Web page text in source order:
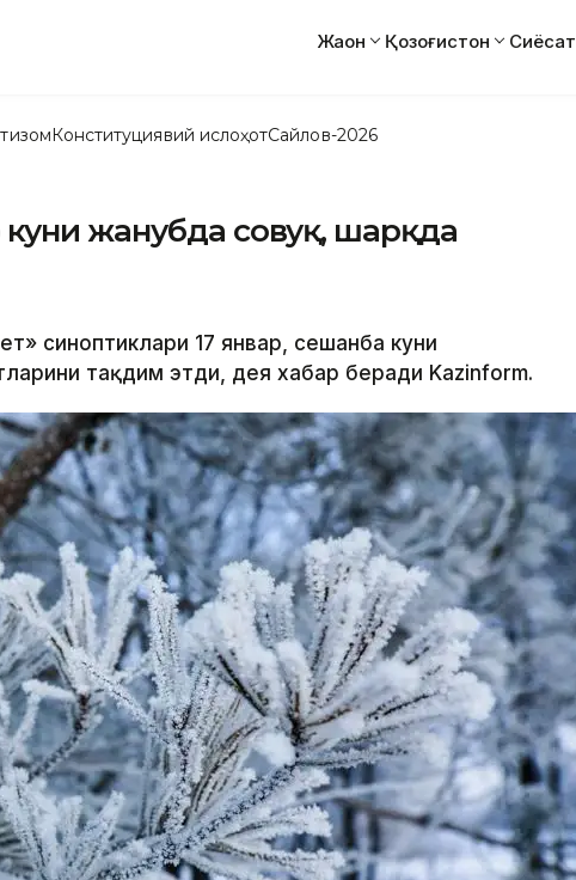
Жаҳон Қозоғистон Сиёсат
Конституциявий ислоҳотСайлов-2026
куни жанубда совуқ, шарқда
синоптиклари 17 январ, сешанба куни
тақдим этди, дея хабар беради Kazinform.